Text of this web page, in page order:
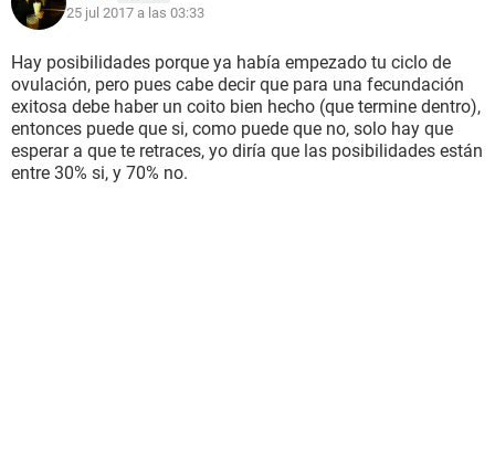
25 jul 2017 a las 03:33
Hay posibilidades porque ya había empezado tu ciclo de
ovulación, pero pues cabe decir que para una fecundación
exitosa debe haber un coito bien hecho (que termine dentro),
entonces puede que si, como puede que no, solo hay que
esperar a que te retraces, yo diría que las posibilidades están
entre 30% si, y 70% no.